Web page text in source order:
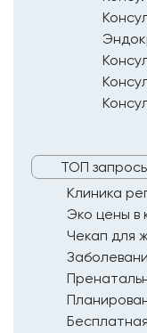
ТОП
Клиника
Эко цены в
Чекап для